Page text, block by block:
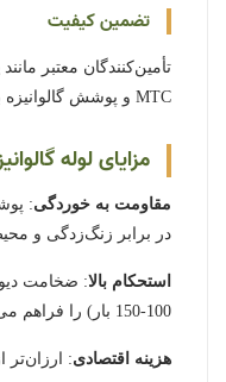
تضمین کیفیت
تأمین‌کنندگان معتبر مانند
MTC و پوشش گالوانیزه باکیفیت ارائه می‌دهند.
مزایای لوله
مقاومت به خوردگی:
در برابر زنگ‌زدگی و
استحکام بالا: ضخامت
100-150 بار) را فراهم می‌کند.
هزینه اقتصادی: ارزان‌تر